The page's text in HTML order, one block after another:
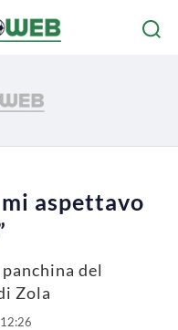
aspettavo
del
Zola